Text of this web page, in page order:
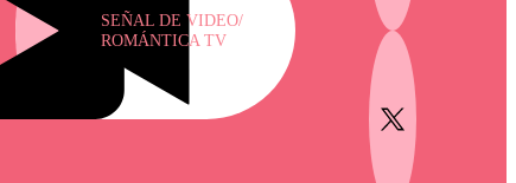
SEÑAL DE VIDEO/
ROMÁNTICA TV